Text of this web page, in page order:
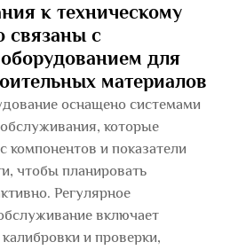
к техническому
связаны с
для
материалов
оснащено системами
которые
компонентов и показатели
чтобы планировать
Регулярное
включает
и проверки,